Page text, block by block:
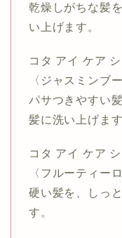
乾燥しがちな髪
い上げます。
コタ アイ ケア
〈ジャスミンブ
パサつきやすい
髪に洗い上げます
コタ アイ ケア
〈フルーティー
硬い髪を、しっ
す。